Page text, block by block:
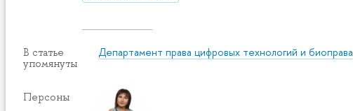
В статье
упомянуты
Департамент права цифровых технологий и биоправа
Персоны